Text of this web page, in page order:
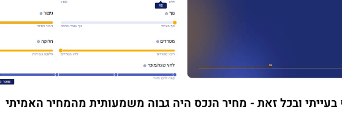
בעייתי ובכל זאת - מחיר הנכס היה גבוה משמעותית מהמחיר האמיתי